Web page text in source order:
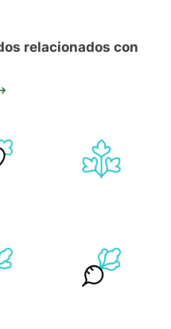
relacionados con